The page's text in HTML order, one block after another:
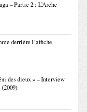
– Partie 2 : L’Arche
derrière l’affiche
des dieux » – Interview
(2009)